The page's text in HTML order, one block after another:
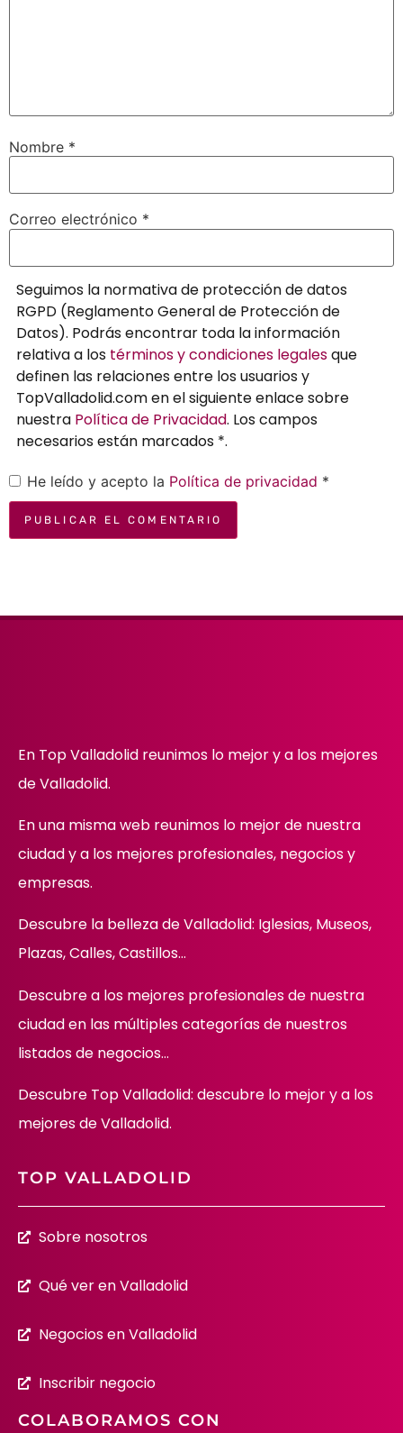
Nombre *
Correo electrónico *
Seguimos la normativa de protección de datos
RGPD (Reglamento General de Protección de
Datos). Podrás encontrar toda la información
relativa a los términos y condiciones legalesque
definen las relaciones entre los usuarios y
TopValladolid.com en el siguiente enlace sobre
nuestra Política de Privacidad. Los campos
necesarios están marcados *.
He leído y acepto la Política de privacidad *
En Top Valladolid reunimos lo mejor y a los mejores
de Valladolid.
En una misma web reunimos lo mejor de nuestra
ciudad y a los mejores profesionales, negocios y
empresas.
Descubre la belleza de Valladolid: Iglesias, Museos,
Plazas, Calles, Castillos…
Descubrea los mejores profesionales de nuestra
ciudad en las múltiples categorías de nuestros
listados de negocios…
Descubre Top Valladolid: descubre lo mejor y a los
mejores de Valladolid.
TOP VALLADOLID
Sobre nosotros
Qué ver en Valladolid
Negocios en Valladolid
Inscribir negocio
COLABORAMOS CON